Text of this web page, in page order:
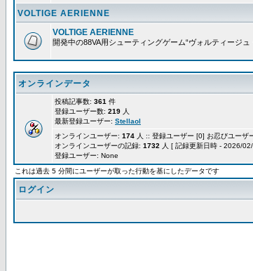
VOLTIGE AERIENNE
VOLTIGE AERIENNE
開発中の88VA用シューティングゲーム“ヴォルティージュ
オンラインデータ
投稿記事数: 361 件
登録ユーザー数: 219 人
最新登録ユーザー: Stellaol
オンラインユーザー: 174 人 :: 登録ユーザー [0] お忍びユー
オンラインユーザーの記録: 1732 人 [ 記録更新日時 - 2026/
登録ユーザー: None
これは過去 5 分間にユーザーが取った行動を基にしたデータです
ログイン